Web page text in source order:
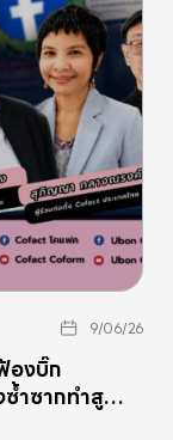
9/06/26
องบิ๊ก
ำซากทำสูญ